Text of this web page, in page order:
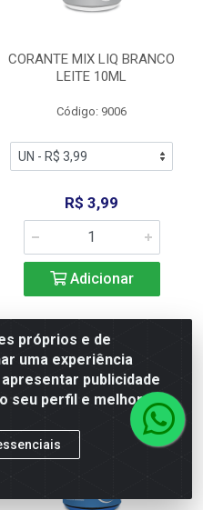
CORANTE MIX LIQ BRANCO
LEITE 10ML
Código: 9006
R$ 3,99
Adicionar
próprios e de
uma experiência
publicidade
seu perfil e melhorar a